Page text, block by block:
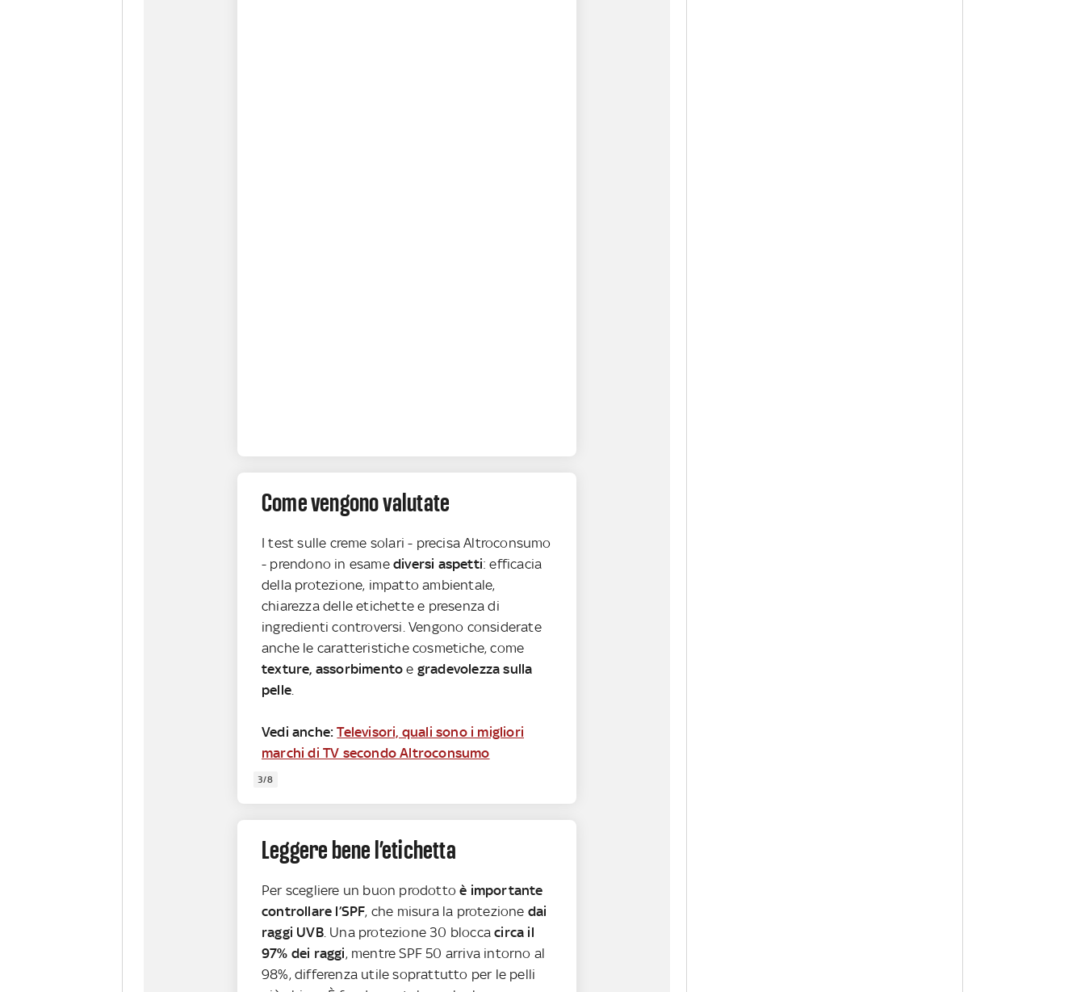
Come vengono valutate
I test sulle creme solari - precisa Altroconsumo
- prendono in esame diversi aspetti: efficacia
della protezione, impatto ambientale,
chiarezza delle etichette e presenza di
ingredienti controversi. Vengono considerate
anche le caratteristiche cosmetiche, come
texture, assorbimentoe gradevolezza sulla
pelle.
Vedi anche: Televisori, quali sono i migliori
marchi di TV secondo Altroconsumo
3/8
Leggere bene l’etichetta
Per scegliere un buon prodottoè importante
controllare l’SPF, che misura la protezione dai
raggi UVB. Una protezione 30 bloccacirca il
97% dei raggi, mentre SPF 50 arriva intorno al
98%, differenza utile soprattutto per le pelli